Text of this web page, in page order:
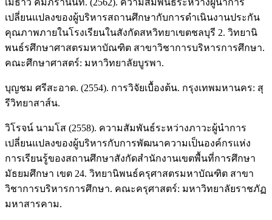
เมธาวี คัมภิรานนท์. (2562). ความสัมพันธ์ระหว่างผู้นำการ
เปลี่ยนแปลงของผู้บริหารสถานศึกษากับการดำเนินงานประกัน
คุณภาพภายในโรงเรียนในสังกัดสหวิทยาเขตชลบุรี 2. วิทยานิ
พนธ์รศึกษาศาสตรมหาบัณฑิต สาขาวิชาการบริหารการศึกษา.
คณะศึกษาศาสตร์: มหาวิทยาลัยบูรพา.
บุญชม ศรีสะอาด. (2554). การวิจัยเบื้องต้น. กรุงเทพมหานคร: สุ
รีวิทยาสาส์น.
วิโรจน์ นามโส (2558). ความสัมพันธ์ระหว่างภาวะผู้นำการ
เปลี่ยนแปลงของผู้บริหารกับการพัฒนาความเป็นองค์กรแห่ง
การเรียนรู้ของสถานศึกษาสังกัดสำนักงานเขตพื้นที่การศึกษา
มัธยมศึกษา เขต 24. วิทยานิพนธ์ครุศาสตรมหาบัณฑิต สาขา
วิชาการบริหารการศึกษา. คณะครุศาสตร์: มหาวิทยาลัยราชภัฏ
มหาสารคาม.